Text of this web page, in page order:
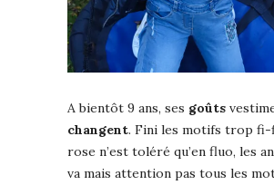
A bientôt 9 ans, ses goûts
changent. Fini les motifs trop fi-
rose n’est toléré qu’en fluo, les
va mais attention pas tous les